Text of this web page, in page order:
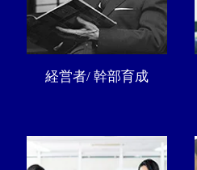
経営者/ 幹部育成